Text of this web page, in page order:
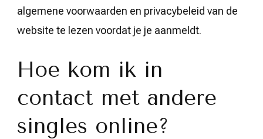
algemene voorwaarden en privacybeleid van de
website te lezen voordat je je aanmeldt.
Hoe kom ik in
contact met andere
singles online?